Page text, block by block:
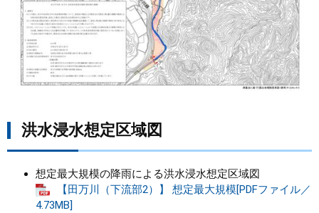
洪水浸水想定区域図
想定最大規模の降雨による洪水浸水想定区域図
【田万川（下流部2）】 想定最大規模[PDFファイル／
4.73MB]